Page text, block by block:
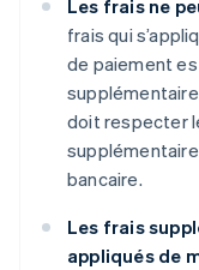
Les frais ne
frais qui
de paiement
doit respecter
bancaire.
Les frais
appliqués de